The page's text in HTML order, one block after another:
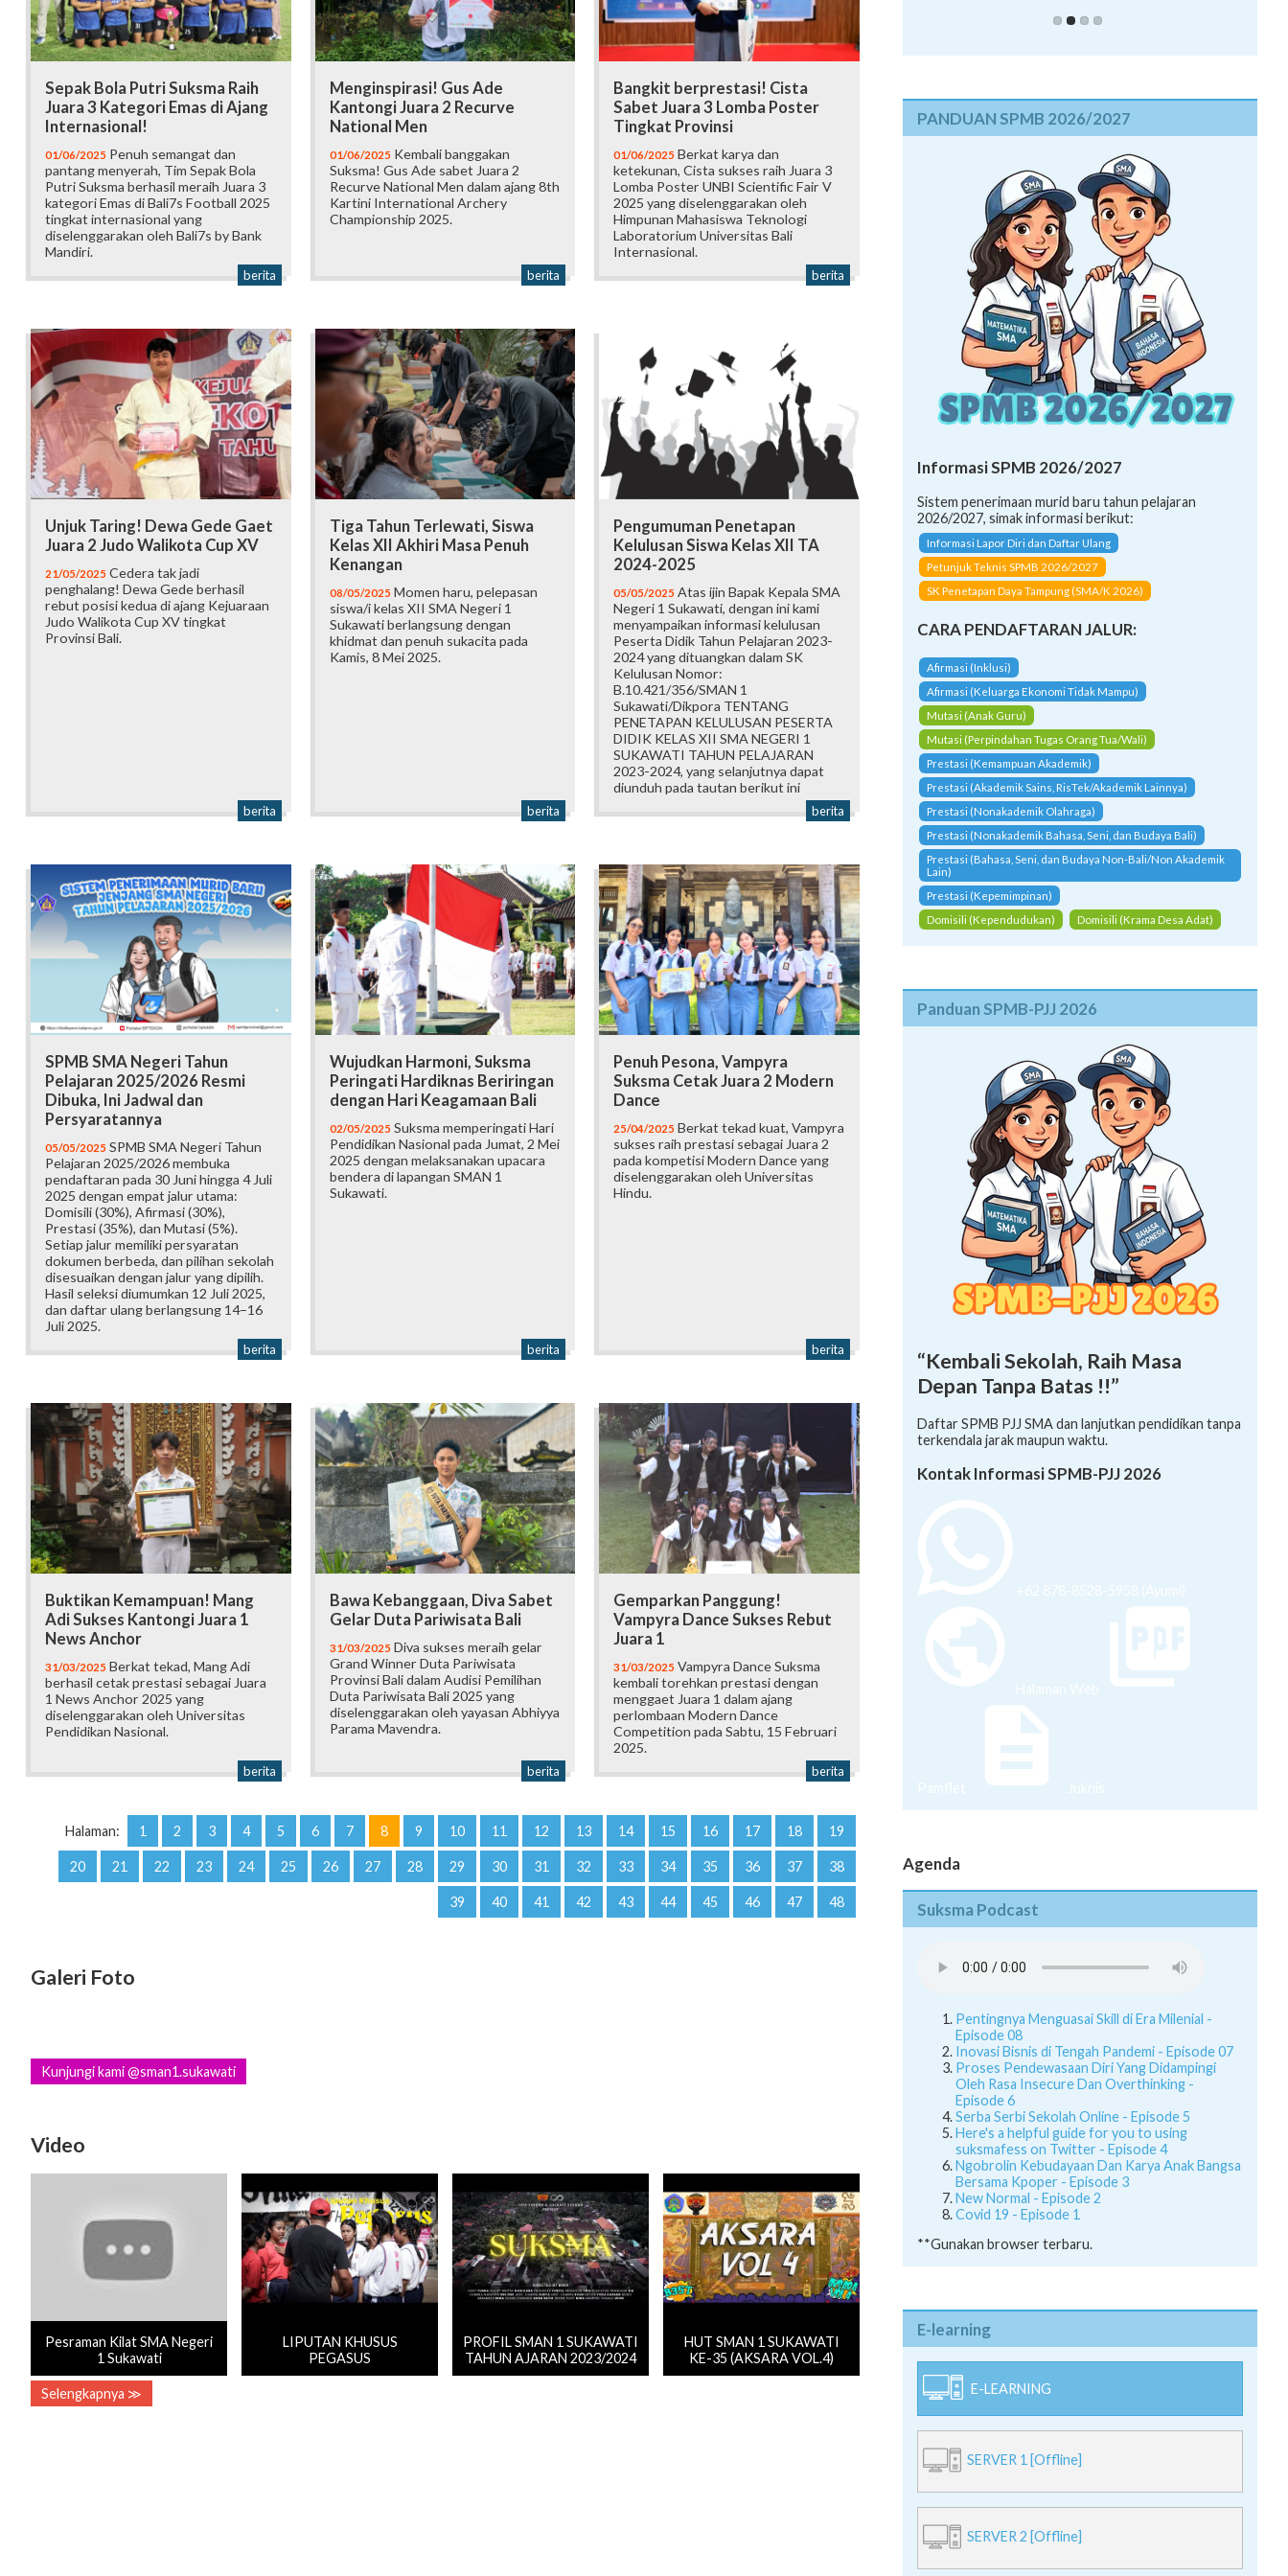
Sepak Bola Putri Suksma Raih
Juara 3 Kategori Emas di Ajang
Internasional!
01/06/2025 Penuh semangat dan
pantang menyerah, Tim Sepak Bola
Putri Suksma berhasil meraih Juara 3
kategori Emas di Bali7s Football 2025
tingkat internasional yang
diselenggarakan oleh Bali7s by Bank
Mandiri.
berita
Menginspirasi! Gus Ade
Kantongi Juara 2 Recurve
National Men
01/06/2025 Kembali banggakan
Suksma! Gus Ade sabet Juara 2
Recurve National Men dalam ajang 8th
Kartini International Archery
Championship 2025.
berita
Bangkit berprestasi! Cista
Sabet Juara 3 Lomba Poster
Tingkat Provinsi
01/06/2025 Berkat karya dan
ketekunan, Cista sukses raih Juara 3
Lomba Poster UNBI Scientific Fair V
2025 yang diselenggarakan oleh
Himpunan Mahasiswa Teknologi
Laboratorium Universitas Bali
Internasional.
berita
Unjuk Taring! Dewa Gede Gaet
Juara 2 Judo Walikota Cup XV
21/05/2025 Cedera tak jadi
penghalang! Dewa Gede berhasil
rebut posisi kedua di ajang Kejuaraan
Judo Walikota Cup XV tingkat
Provinsi Bali.
berita
Tiga Tahun Terlewati, Siswa
Kelas XII Akhiri Masa Penuh
Kenangan
08/05/2025 Momen haru, pelepasan
siswa/i kelas XII SMA Negeri 1
Sukawati berlangsung dengan
khidmat dan penuh sukacita pada
Kamis, 8 Mei 2025.
berita
Pengumuman Penetapan
Kelulusan Siswa Kelas XII TA
2024-2025
05/05/2025 Atas ijin Bapak Kepala SMA
Negeri 1 Sukawati, dengan ini kami
menyampaikan informasi kelulusan
Peserta Didik Tahun Pelajaran 2023-
2024 yang dituangkan dalam SK
Kelulusan Nomor:
B.10.421/356/SMAN 1
Sukawati/Dikpora TENTANG
PENETAPAN KELULUSAN PESERTA
DIDIK KELAS XII SMA NEGERI 1
SUKAWATI TAHUN PELAJARAN
2023-2024, yang selanjutnya dapat
diunduh pada tautan berikut ini
berita
SPMB SMA Negeri Tahun
Pelajaran 2025/2026 Resmi
Dibuka, Ini Jadwal dan
Persyaratannya
05/05/2025 SPMB SMA Negeri Tahun
Pelajaran 2025/2026 membuka
pendaftaran pada 30 Juni hingga 4 Juli
2025 dengan empat jalur utama:
Domisili (30%), Afirmasi (30%),
Prestasi (35%), dan Mutasi (5%).
Setiap jalur memiliki persyaratan
dokumen berbeda, dan pilihan sekolah
disesuaikan dengan jalur yang dipilih.
Hasil seleksi diumumkan 12 Juli 2025,
dan daftar ulang berlangsung 14–16
Juli 2025.
berita
Wujudkan Harmoni, Suksma
Peringati Hardiknas Beriringan
dengan Hari Keagamaan Bali
02/05/2025 Suksma memperingati Hari
Pendidikan Nasional pada Jumat, 2 Mei
2025 dengan melaksanakan upacara
bendera di lapangan SMAN 1
Sukawati.
berita
Penuh Pesona, Vampyra
Suksma Cetak Juara 2 Modern
Dance
25/04/2025 Berkat tekad kuat, Vampyra
sukses raih prestasi sebagai Juara 2
pada kompetisi Modern Dance yang
diselenggarakan oleh Universitas
Hindu.
berita
Buktikan Kemampuan! Mang
Adi Sukses Kantongi Juara 1
News Anchor
31/03/2025 Berkat tekad, Mang Adi
berhasil cetak prestasi sebagai Juara
1 News Anchor 2025 yang
diselenggarakan oleh Universitas
Pendidikan Nasional.
berita
Bawa Kebanggaan, Diva Sabet
Gelar Duta Pariwisata Bali
31/03/2025 Diva sukses meraih gelar
Grand Winner Duta Pariwisata
Provinsi Bali dalam Audisi Pemilihan
Duta Pariwisata Bali 2025 yang
diselenggarakan oleh yayasan Abhiyya
Parama Mavendra.
berita
Gemparkan Panggung!
Vampyra Dance Sukses Rebut
Juara 1
31/03/2025 Vampyra Dance Suksma
kembali torehkan prestasi dengan
menggaet Juara 1 dalam ajang
perlombaan Modern Dance
Competition pada Sabtu, 15 Februari
2025.
berita
Halaman: 1 2 3 4 5 6 7 8 9 10 11 12 13 14 15 16 17 18 19
20 21 22 23 24 25 26 27 28 29 30 31 32 33 34 35 36 37 38
39 40 41 42 43 44 45 46 47 48
Galeri Foto
Kunjungi kami @sman1.sukawati
Video
Pesraman Kilat SMA Negeri
1 Sukawati
LIPUTAN KHUSUS
PEGASUS
PROFIL SMAN 1 SUKAWATI
TAHUN AJARAN 2023/2024
HUT SMAN 1 SUKAWATI
KE-35 (AKSARA VOL.4)
Selengkapnya ≫
PANDUAN SPMB 2026/2027
Informasi SPMB 2026/2027
Sistem penerimaan murid baru tahun pelajaran
2026/2027, simak informasi berikut:
Informasi Lapor Diri dan Daftar Ulang
Petunjuk Teknis SPMB 2026/2027
SK Penetapan Daya Tampung (SMA/K 2026)
CARA PENDAFTARAN JALUR:
Afirmasi (Inklusi)
Afirmasi (Keluarga Ekonomi Tidak Mampu)
Mutasi (Anak Guru)
Mutasi (Perpindahan Tugas Orang Tua/Wali)
Prestasi (Kemampuan Akademik)
Prestasi (Akademik Sains, RisTek/Akademik Lainnya)
Prestasi (Nonakademik Olahraga)
Prestasi (Nonakademik Bahasa, Seni, dan Budaya Bali)
Prestasi (Bahasa, Seni, dan Budaya Non-Bali/Non Akademik
Lain)
Prestasi (Kepemimpinan)
Domisili (Kependudukan)
Domisili (Krama Desa Adat)
Panduan SPMB-PJJ 2026
“Kembali Sekolah, Raih Masa
Depan Tanpa Batas !!”
Daftar SPMB PJJ SMA dan lanjutkan pendidikan tanpa
terkendala jarak maupun waktu.
Kontak Informasi SPMB-PJJ 2026
+62 878-8528-5958 (Ayumi)
Halaman Web
Pamflet Juknis
Agenda
Suksma Podcast
Pentingnya Menguasai Skill di Era Milenial -
Episode 08
Inovasi Bisnis di Tengah Pandemi - Episode 07
Proses Pendewasaan Diri Yang Didampingi
Oleh Rasa Insecure Dan Overthinking -
Episode 6
Serba Serbi Sekolah Online - Episode 5
Here's a helpful guide for you to using
suksmafess on Twitter - Episode 4
Ngobrolin Kebudayaan Dan Karya Anak Bangsa
Bersama Kpoper - Episode 3
New Normal - Episode 2
Covid 19 - Episode 1
**Gunakan browser terbaru.
E-learning
E-LEARNING
SERVER 1 [Offline]
SERVER 2 [Offline]